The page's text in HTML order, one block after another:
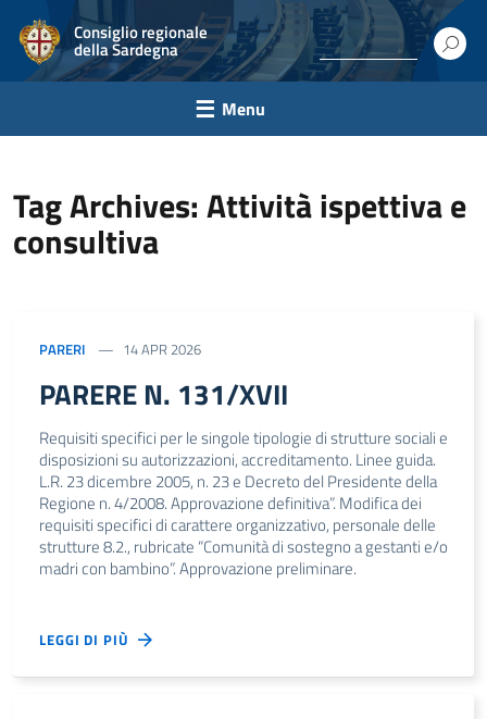
Consiglio regionale
della Sardegna
Menu
Tag Archives: Attività ispettiva e
consultiva
PARERI 14 APR 2026
PARERE N. 131/XVII
Requisiti specifici per le singole tipologie di strutture sociali e
disposizioni su autorizzazioni, accreditamento. Linee guida.
L.R. 23 dicembre 2005, n. 23 e Decreto del Presidente della
Regione n. 4/2008. Approvazione definitiva”. Modifica dei
requisiti specifici di carattere organizzativo, personale delle
strutture 8.2., rubricate “Comunità di sostegno a gestanti e/o
madri con bambino”. Approvazione preliminare.
LEGGI DI PIÙ